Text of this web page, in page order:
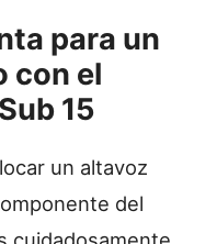
para un
con el
15
un altavoz
del
cuidadosamente